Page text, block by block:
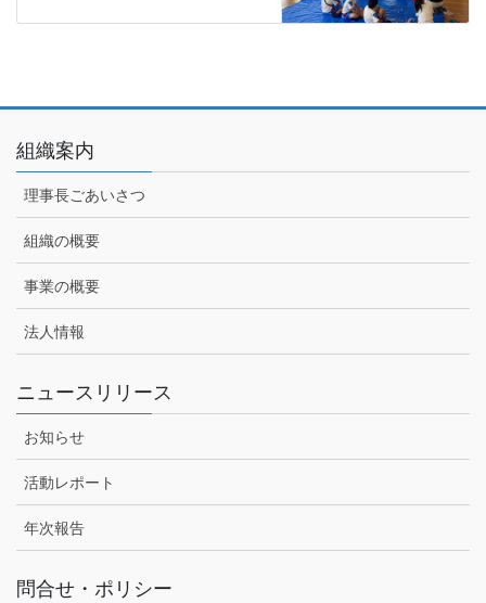
組織案内
理事長ごあいさつ
組織の概要
事業の概要
法人情報
ニュースリリース
お知らせ
活動レポート
年次報告
問合せ・ポリシー